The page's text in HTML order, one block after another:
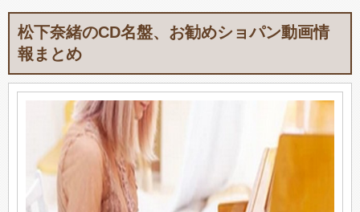
松下奈緒のCD名盤、お勧めショパン動画情
報まとめ